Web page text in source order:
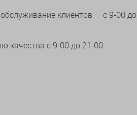
клиентов — с 9-00 до
качества с 9-00 до 21-00